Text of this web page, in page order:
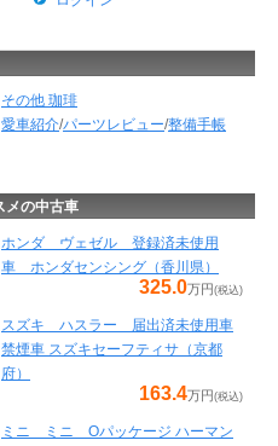
その他 珈琲
愛車紹介/パーツレビュー/整備手帳
メの中古車
ホンダ ヴェゼル 登録済未使用
車 ホンダセンシング（香川県）
325.0万円 (税込)
スズキ ハスラー 届出済未使用車
禁煙車 スズキセーフティサ（京都
府）
163.4万円 (税込)
ミニ ミニ Oパッケージ ハーマン